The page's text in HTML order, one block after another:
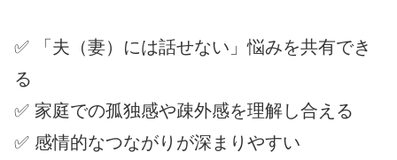
✅ 「夫（妻）には話せない」悩みを共有でき
る
✅ 家庭での孤独感や疎外感を理解し合える
✅ 感情的なつながりが深まりやすい